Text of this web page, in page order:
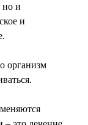
но и
и
организм